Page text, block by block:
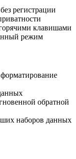
регистрации
клавишами
режим
обратной
наборов данных